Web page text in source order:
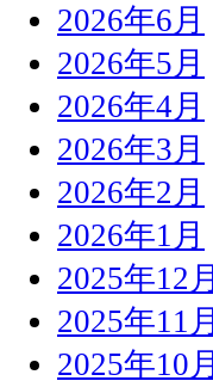
2026年6月
2026年5月
2026年4月
2026年3月
2026年2月
2026年1月
2025年12月
2025年11月
2025年10月